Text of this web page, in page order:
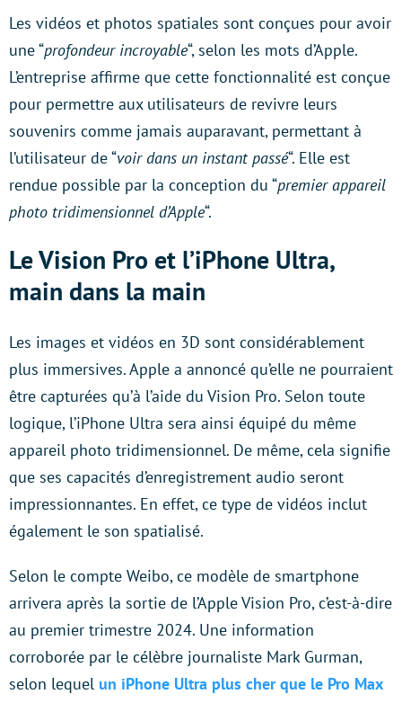
Les vidéos et photos spatiales sont conçues pour avoir
une “profondeur incroyable“, selon les mots d’Apple.
L’entreprise affirme que cette fonctionnalité est conçue
pour permettre aux utilisateurs de revivre leurs
souvenirs comme jamais auparavant, permettant à
l’utilisateur de “voir dans un instant passé“. Elle est
rendue possible par la conception du “premier appareil
photo tridimensionnel d’Apple“.
Le Vision Pro et l’iPhone Ultra,
main dans la main
Les images et vidéos en 3D sont considérablement
plus immersives. Apple a annoncé qu’elle ne pourraient
être capturées qu’à l’aide du Vision Pro. Selon toute
logique, l’iPhone Ultra sera ainsi équipé du même
appareil photo tridimensionnel. De même, cela signifie
que ses capacités d’enregistrement audio seront
impressionnantes. En effet, ce type de vidéos inclut
également le son spatialisé.
Selon le compte Weibo, ce modèle de smartphone
arrivera après la sortie de l’Apple Vision Pro, c’est-à-dire
au premier trimestre 2024. Une information
corroborée par le célèbre journaliste Mark Gurman,
selon lequel un iPhone Ultra plus cher que le Pro Max